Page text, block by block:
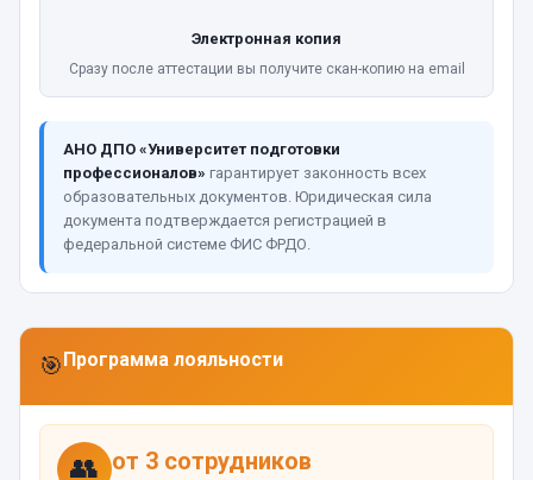
Электронная копия
Сразу после аттестации вы получите скан-копию на email
АНО ДПО «Университет подготовки
профессионалов» гарантирует законность всех
образовательных документов. Юридическая сила
документа подтверждается регистрацией в
федеральной системе ФИС ФРДО.
🎯Программа лояльности
👥 от 3 сотрудников